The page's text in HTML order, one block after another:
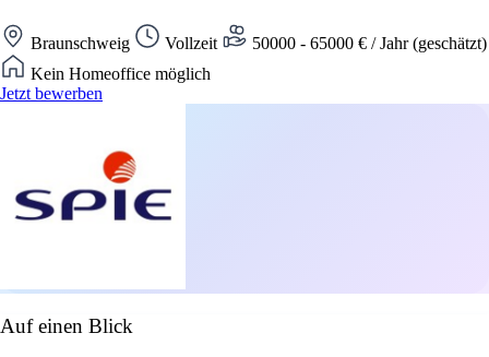
Braunschweig Vollzeit
50000 - 65000 € / Jahr (geschätzt)
Kein Homeoffice möglich
Jetzt bewerben
Auf einen Blick